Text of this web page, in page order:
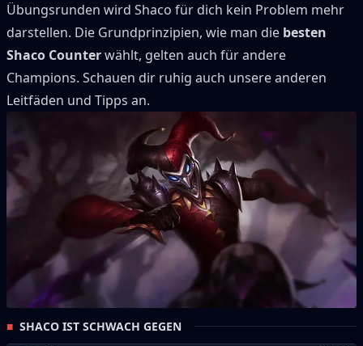
Übungsrunden wird Shaco für dich kein Problem mehr
darstellen. Die Grundprinzipien, wie man die besten
Shaco Counterwählt, gelten auch für andere
Champions. Schauen dir ruhig auch unsere anderen
Leitfäden und Tipps an.
SHACO IST SCHWACH GEGEN